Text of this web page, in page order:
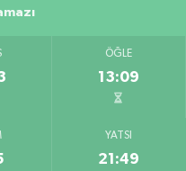
ÖĞLE
13:09
YATSI
21:49